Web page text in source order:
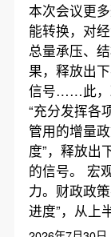
本次会议更
能转换，对
总量承压、
果，释放出
信号……此，
“充分发挥各
管用的增量
度”，释放出
的信号。 宏
力。财政政
进度”，从